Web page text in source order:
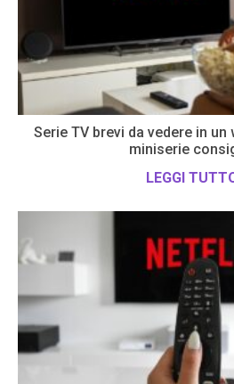
Serie TV brevi da vedere in
miniserie
LEGGI